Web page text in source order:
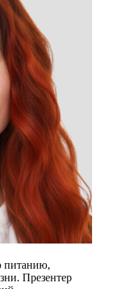
питанию,
Презентер